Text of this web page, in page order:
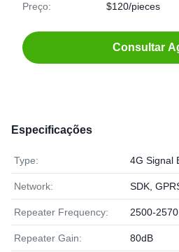
Preço: $120/pieces
Consultar
Especificações
Type: 4G Signal
Network: SDK,
Repeater Frequency: 2500-
Repeater Gain: 80dB